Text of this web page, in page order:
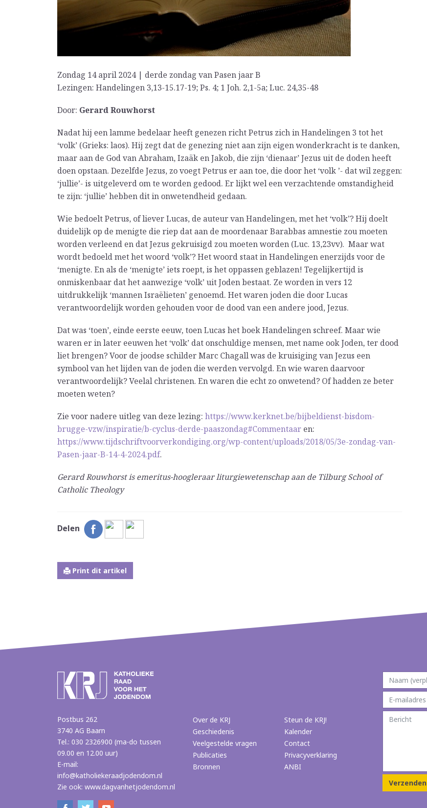
Zondag 14 april 2024 | derde zondag van Pasen jaar B
Lezingen: Handelingen 3,13-15.17-19; Ps. 4; 1 Joh. 2,1-5a; Luc. 24,35-48
Door: Gerard Rouwhorst
Nadat hij een lamme bedelaar heeft genezen richt Petrus zich in Handelingen 3 tot het
‘volk’ (Grieks: laos). Hij zegt dat de genezing niet aan zijn eigen wonderkracht is te danken,
maar aan de God van Abraham, Izaäk en Jakob, die zijn ‘dienaar’ Jezus uit de doden heeft
doen opstaan. Dezelfde Jezus, zo voegt Petrus er aan toe, die door het ‘volk ’- dat wil zeggen:
‘jullie’- is uitgeleverd om te worden gedood. Er lijkt wel een verzachtende omstandigheid
te zijn: ‘jullie’ hebben dit in onwetendheid gedaan.
Wie bedoelt Petrus, of liever Lucas, de auteur van Handelingen, met het ‘volk’? Hij doelt
duidelijk op de menigte die riep dat aan de moordenaar Barabbas amnestie zou moeten
worden verleend en dat Jezus gekruisigd zou moeten worden (Luc. 13,23vv). Maar wat
wordt bedoeld met het woord ‘volk’? Het woord staat in Handelingen enerzijds voor de
‘menigte. En als de ‘menigte’ iets roept, is het oppassen geblazen! Tegelijkertijd is
onmiskenbaar dat het aanwezige ‘volk’ uit Joden bestaat. Ze worden in vers 12
uitdrukkelijk ‘mannen Israëlieten’ genoemd. Het waren joden die door Lucas
verantwoordelijk worden gehouden voor de dood van een andere jood, Jezus.
Dat was ‘toen’, einde eerste eeuw, toen Lucas het boek Handelingen schreef. Maar wie
waren er in later eeuwen het ‘volk’ dat onschuldige mensen, met name ook Joden, ter dood
liet brengen? Voor de joodse schilder Marc Chagall was de kruisiging van Jezus een
symbool van het lijden van de joden die werden vervolgd. En wie waren daarvoor
verantwoordelijk? Veelal christenen. En waren die echt zo onwetend? Of hadden ze beter
moeten weten?
Zie voor nadere uitleg van deze lezing: https://www.kerknet.be/bijbeldienst-bisdom-
brugge-vzw/inspiratie/b-cyclus-derde-paaszondag#Commentaar en:
https://www.tijdschriftvoorverkondiging.org/wp-content/uploads/2018/05/3e-zondag-van-
Pasen-jaar-B-14-4-2024.pdf.
Gerard Rouwhorst is emeritus-hoogleraar liturgiewetenschap aan de Tilburg School of
Catholic Theology
Delen
Print dit artikel
Postbus 262
3740 AG Baarn
Tel.: 030 2326900 (ma-do tussen
09.00 en 12.00 uur)
E-mail:
info@katholiekeraadjodendom.nl
Zie ook: www.dagvanhetjodendom.nl
Over de KRJ
Geschiedenis
Veelgestelde vragen
Publicaties
Bronnen
Steun de KRJ!
Kalender
Contact
Privacyverklaring
ANBI
Verzenden